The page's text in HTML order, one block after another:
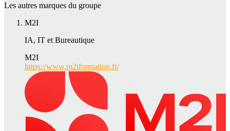
Les autres marques du groupe
M2I
IA, IT et Bureautique
M2I
https://www.m2iformation.fr/